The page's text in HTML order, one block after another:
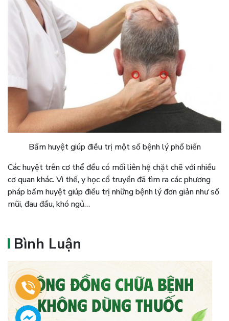
Bấm huyệt giúp điều trị một số bệnh lý phổ biến
Các huyệt trên cơ thể đều có mối liên hệ chặt chẽ với nhiều
cơ quan khác. Vì thế, y học cổ truyền đã tìm ra các phương
pháp bấm huyệt giúp điều trị những bệnh lý đơn giản như sổ
mũi, đau đầu, khó ngủ…
Bình Luận